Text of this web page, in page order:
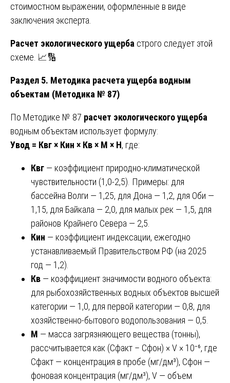
стоимостном выражении, оформленные в виде
заключения эксперта.
Расчет экологического ущерба строго следует этой
схеме. 📈🔢
Раздел 5. Методика расчета ущерба водным
объектам (Методика № 87)
По Методике № 87 расчет экологического ущерба
водным объектам использует формулу:
Увод = Квг × Кин × Кв × М × Н, где:
Квг — коэффициент природно-климатической
чувствительности (1,0-2,5). Примеры: для
бассейна Волги — 1,25, для Дона — 1,2, для Оби —
1,15, для Байкала — 2,0, для малых рек — 1,5, для
районов Крайнего Севера — 2,5.
Кин — коэффициент индексации, ежегодно
устанавливаемый Правительством РФ (на 2025
год — 1,2).
Кв — коэффициент значимости водного объекта:
для рыбохозяйственных водных объектов высшей
категории — 1,0, для первой категории — 0,8, для
хозяйственно-бытового водопользования — 0,5.
М — масса загрязняющего вещества (тонны),
рассчитывается как (Сфакт – Сфон) × V × 10⁻⁶, где
Сфакт — концентрация в пробе (мг/дм³), Сфон —
фоновая концентрация (мг/дм³), V — объем